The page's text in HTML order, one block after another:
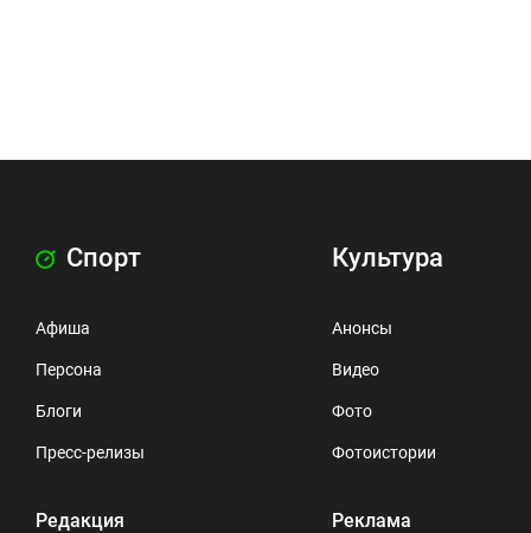
Спорт
Афиша
Персона
Блоги
Пресс-релизы
Редакция
Культура
Анонсы
Видео
Фото
Фотоистории
Реклама